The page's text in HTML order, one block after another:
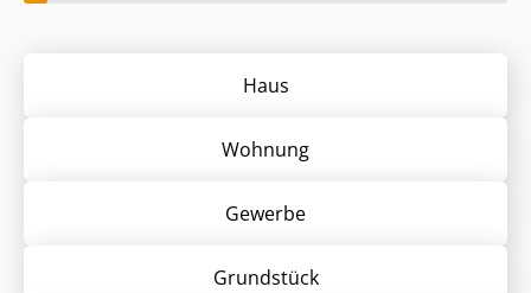
Haus
Wohnung
Gewerbe
Grund­stück